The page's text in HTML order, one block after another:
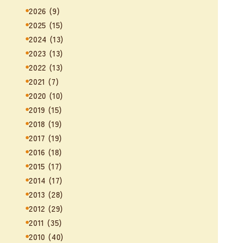
2026 (9)
2025 (15)
2024 (13)
2023 (13)
2022 (13)
2021 (7)
2020 (10)
2019 (15)
2018 (19)
2017 (19)
2016 (18)
2015 (17)
2014 (17)
2013 (28)
2012 (29)
2011 (35)
2010 (40)